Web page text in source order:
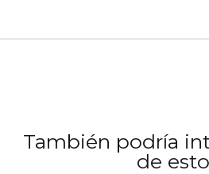
También podría
de